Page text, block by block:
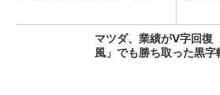
マツダ、業績がV字回
風」でも勝ち取った黒字